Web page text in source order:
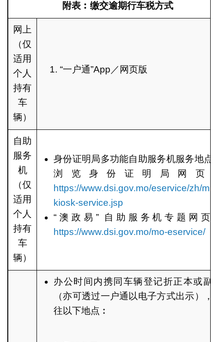
附表︰缴交逾期行车税方式
网上
（仅
适用
个人
持有
车
辆）
“一户通”App／网页版
自助
服务
机
（仅
适用
个人
持有
车
辆）
身份证明局多功能自助服务机服务地点
浏览身份证明局网页
https://www.dsi.gov.mo/eservice/zh/
kiosk-service.jsp
“澳政易” 自助服务机专题网页
https://www.dsi.gov.mo/mo-eservice/
办公时间内携同车辆登记折正本或副
（亦可透过一户通以电子方式出示），
往以下地点︰